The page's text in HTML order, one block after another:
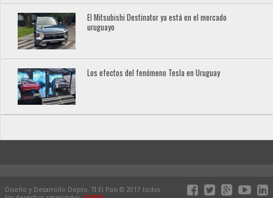
El Mitsubishi Destinator ya está en el mercado
uruguayo
Los efectos del fenómeno Tesla en Uruguay
Diseño y Desarrollo Depto. TI El País © 2017 todos